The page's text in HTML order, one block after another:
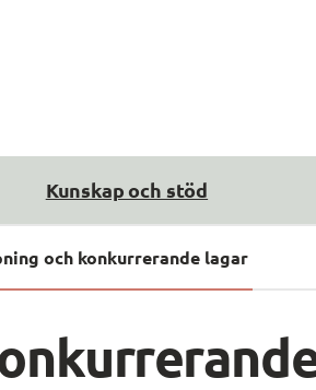
Kunskap och stöd
och konkurrerande lagar